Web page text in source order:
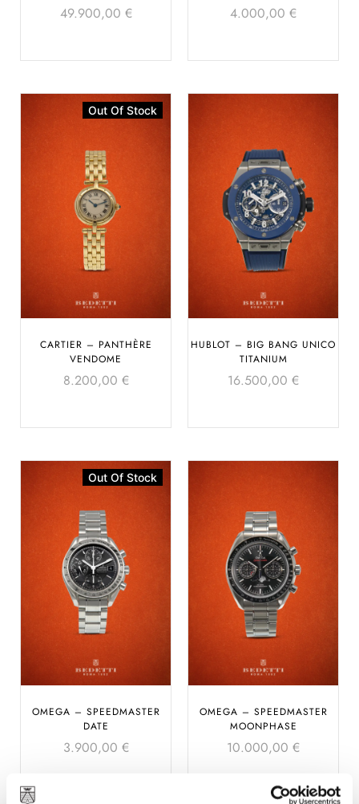
49.900,00 € 4.000,00 €
Out Of Stock
CARTIER – PANTHÈRE
VENDOME
8.200,00 €
HUBLOT – BIG BANG UNICO
TITANIUM
16.500,00 €
Out Of Stock
OMEGA – SPEEDMASTER
DATE
3.900,00 €
OMEGA – SPEEDMASTER
MOONPHASE
10.000,00 €